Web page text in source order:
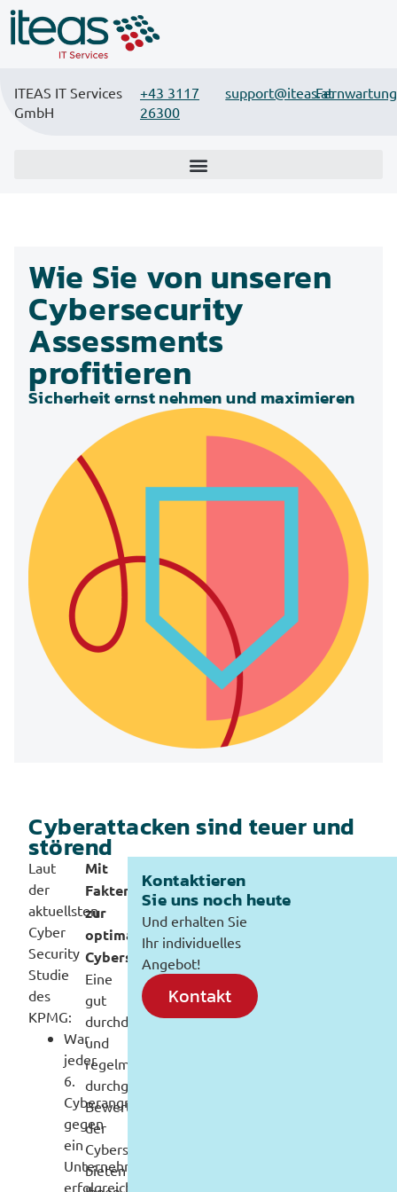
ITEAS IT Services
GmbH
+43 3117
26300
support@iteas.atFernwartung
Wie Sie von unseren
Cybersecurity
Assessments
profitieren
Sicherheit ernst nehmen und maximieren
Cyberattacken sind teuer und
störend
Laut
der
aktuellsten
Cyber
Security
Studie
des
KPMG:
War
jeder
6.
Cyberangriff
gegen
ein
Unternehmen
erfolgreich.
Mit
Fakten
zur
optimalen
Cybersecurity
Eine
gut
durchdachte
und
regelmäßig
durchgeführte
Bewertung
der
Cybersicherheit
bieten
Kontaktieren
Sie uns noch heute
Und erhalten Sie
Ihr individuelles
Angebot!
Kontakt